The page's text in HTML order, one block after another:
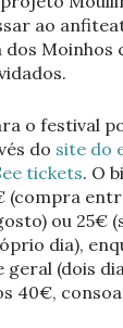
ao
Moinhos
o festival
do site do
tickets. O
(compra
ou 25€
dia),
(dois
40€,